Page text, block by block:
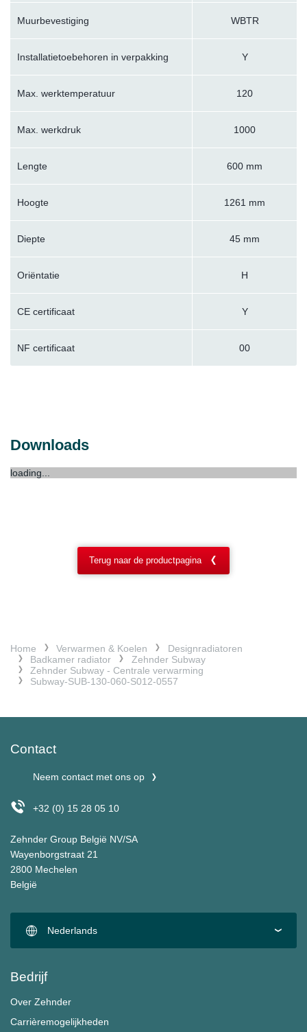
Muurbevestiging WBTR
Installatietoebehoren in verpakking Y
Max. werktemperatuur 120
Max. werkdruk 1000
Lengte 600 mm
Hoogte 1261 mm
Diepte 45 mm
Oriëntatie H
CE certificaat Y
NF certificaat 00
Downloads
loading...
Terug naar de productpagina
Home Verwarmen & Koelen
Designradiatoren
Badkamer radiator
Zehnder Subway
Zehnder Subway - Centrale verwarming
Subway-SUB-130-060-S012-0557
Contact
Neem contact met ons op
+32 (0) 15 28 05 10
Zehnder Group België NV/SA
Wayenborgstraat 21
2800 Mechelen
België
Nederlands
Bedrijf
Over Zehnder
Carrièremogelijkheden